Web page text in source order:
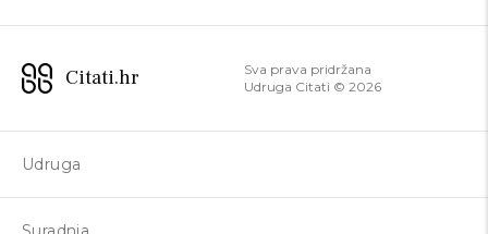
Citati.hr
Sva prava pridržana
Udruga Citati © 2026
Udruga